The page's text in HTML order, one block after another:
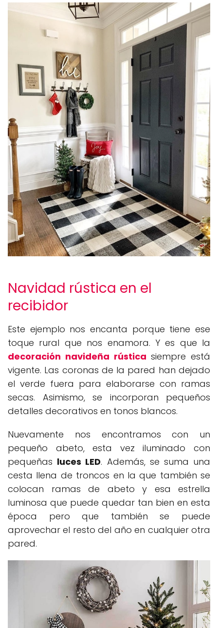
Navidad rústica en el
recibidor
Este ejemplo nos encanta porque tiene ese
toque rural que nos enamora. Y es que la
decoración navideña rústica siempre está
vigente. Las coronas de la pared han dejado
el verde fuera para elaborarse con ramas
secas. Asimismo, se incorporan pequeños
detalles decorativos en tonos blancos.
Nuevamente nos encontramos con un
pequeño abeto, esta vez iluminado con
pequeñas luces LED. Además, se suma una
cesta llena de troncos en la que también se
colocan ramas de abeto y esa estrella
luminosa que puede quedar tan bien en esta
época pero que también se puede
aprovechar el resto del año en cualquier otra
pared.